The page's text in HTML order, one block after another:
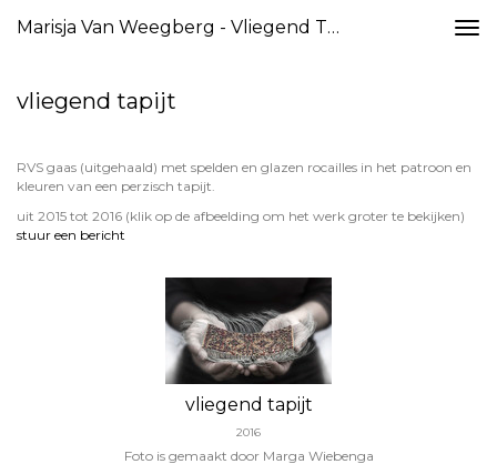
Marisja Van Weegberg - Vliegend Tapijt
vliegend tapijt
RVS gaas (uitgehaald) met spelden en glazen rocailles in het patroon en
kleuren van een perzisch tapijt.
uit 2015 tot 2016 (klik op de afbeelding om het werk groter te bekijken)
stuur een bericht
vliegend tapijt
2016
Foto is gemaakt door Marga Wiebenga